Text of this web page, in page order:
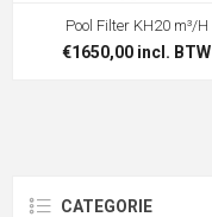
Pool Filter KH20 m³/H
€1650,00 incl. BTW
CATEGORIE